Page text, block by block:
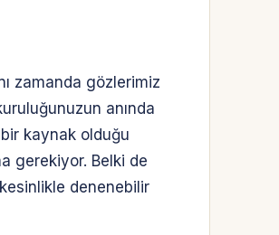
zamanda gözlerimiz
anında
kaynak olduğu
gerekiyor. Belki de
denenebilir